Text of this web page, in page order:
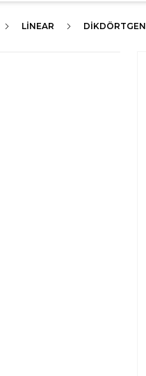
LİNEAR